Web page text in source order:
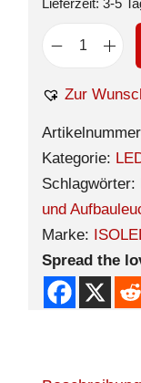
Lieferzeit: 3-5
Zur
Kategorie:
Schlagwörter:
und
Marke:
Spread the